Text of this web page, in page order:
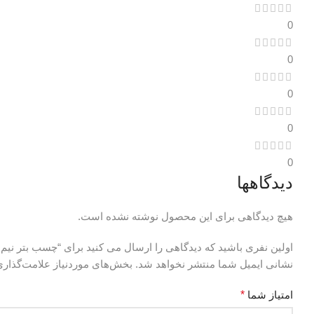
0
0
0
0
0
دیدگاهها
هیچ دیدگاهی برای این محصول نوشته نشده است.
اولین نفری باشید که دیدگاهی را ارسال می کنید برای “چسب بتر نیم
نشانی ایمیل شما منتشر نخواهد شد. بخش‌های موردنیاز
امتیاز شما *